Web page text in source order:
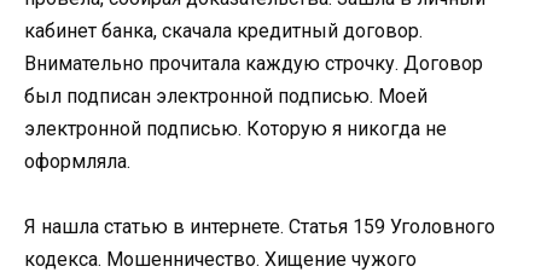
кабинет банка, скачала кредитный договор.
Внимательно прочитала каждую строчку. Договор
был подписан электронной подписью. Моей
электронной подписью. Которую я никогда не
оформляла.
Я нашла статью в интернете. Статья 159 Уголовного
кодекса. Мошенничество. Хищение чужого